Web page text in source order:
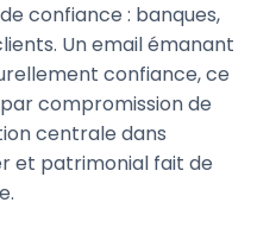
confiance : banques,
Un email émanant
confiance, ce
compromission de
centrale dans
et patrimonial fait de